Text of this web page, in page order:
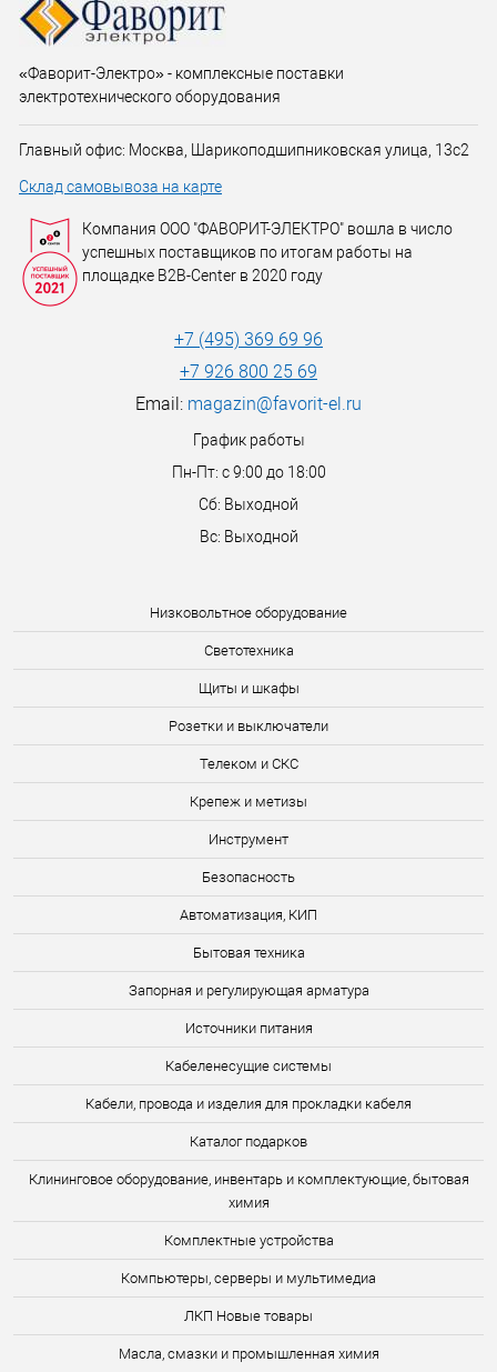
Низковольтное оборудование
Светотехника
Щиты и шкафы
Розетки и выключатели
Телеком и СКС
Крепеж и метизы
Инструмент
Безопасность
Автоматизация, КИП
Бытовая техника
Запорная и регулирующая арматура
Источники питания
Кабеленесущие системы
Кабели, провода и изделия для прокладки кабеля
Каталог подарков
Клининговое оборудование, инвентарь и комплектующие, бытовая
химия
Комплектные устройства
Компьютеры, серверы и мультимедиа
ЛКП Новые товары
Масла, смазки и промышленная химия
«Фаворит-Электро» - комплексные поставки
электротехнического оборудования
Главный офис: Москва, Шарикоподшипниковская улица, 13с2
Склад самовывоза на карте
Компания ООО "ФАВОРИТ-ЭЛЕКТРО" вошла в число
успешных поставщиков по итогам работы на
площадке B2B-Center в 2020 году
+7 (495) 369 69 96
+7 926 800 25 69
Email: magazin@favorit-el.ru
График работы
Пн-Пт: с 9:00 до 18:00
Сб: Выходной
Вс: Выходной